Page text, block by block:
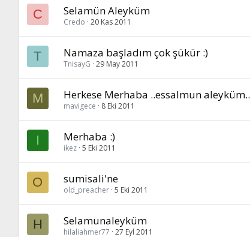
C Selamün Aleyküm
Credo 20 Kas 2011
T Namaza başladım çok şükür :)
TnisayG 29 May 2011
M Herkese Merhaba ..essalmun aleyküm..
mavigece 8 Eki 2011
I Merhaba :)
ikez 5 Eki 2011
O sumisali'ne
old_preacher 5 Eki 2011
H Selamunaleyküm
hilaliahmer77 27 Eyl 2011